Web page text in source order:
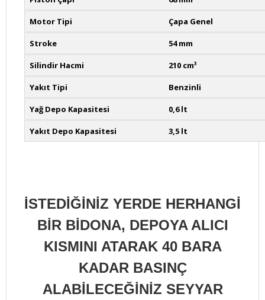
Motor Tipi Çapa Genel
Stroke 54 mm
Silindir Hacmi 210 cm³
Yakıt Tipi Benzinli
Yağ Depo Kapasitesi 0,6 lt
Yakıt Depo Kapasitesi 3,5 lt
İSTEDİĞİNİZ YERDE HERHANGİ
BİR BİDONA, DEPOYA ALICI
KISMINI ATARAK 40 BARA
KADAR BASINÇ
ALABİLECEĞİNİZ SEYYAR